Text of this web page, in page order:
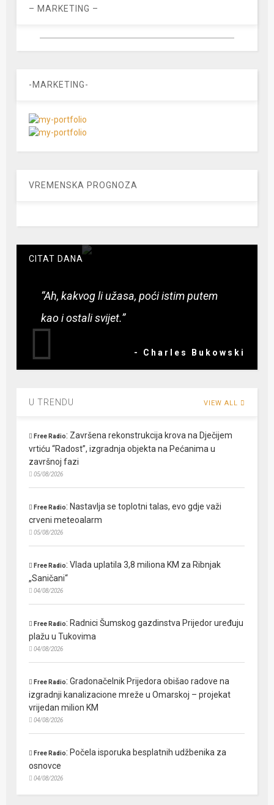
– MARKETING –
-MARKETING-
VREMENSKA PROGNOZA
CITAT DANA
“Ah, kakvog li užasa, poći istim putem
kao i ostali svijet.”
- Charles Bukowski
U TRENDU VIEW ALL
Free Radio: Završena rekonstrukcija krova na Dječijem
vrtiću “Radost”, izgradnja objekta na Pećanima u
završnoj fazi
05/08/2026
Free Radio: Nastavlja se toplotni talas, evo gdje važi
crveni meteoalarm
05/08/2026
Free Radio:Vlada uplatila 3,8 miliona KM za Ribnjak
„Saničani“
04/08/2026
Free Radio: Radnici Šumskog gazdinstva Prijedor uređuju
plažu u Tukovima
04/08/2026
Free Radio:Gradonačelnik Prijedora obišao radove na
izgradnji kanalizacione mreže u Omarskoj – projekat
vrijedan milion KM
04/08/2026
Free Radio: Počela isporuka besplatnih udžbenika za
osnovce
04/08/2026